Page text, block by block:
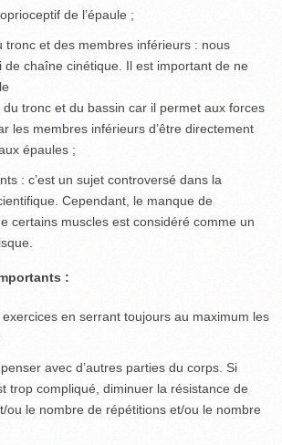
de l’épaule ;
tronc et des membres inférieurs : nous
de chaîne cinétique. Il est important de ne
tronc et du bassin car il permet aux forces
les membres inférieurs d’être directement
épaules ;
: c’est un sujet controversé dans la
Cependant, le manque de
certains muscles est considéré comme un
:
exercices en serrant toujours au maximum les
avec d’autres parties du corps. Si
trop compliqué, diminuer la résistance de
ou le nombre de répétitions et/ou le nombre